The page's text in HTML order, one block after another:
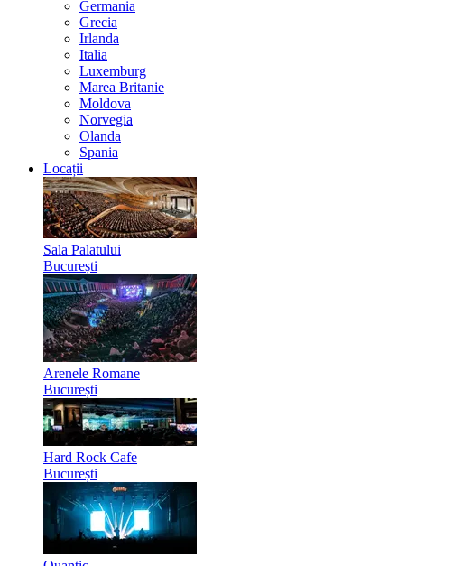
Germania
Grecia
Irlanda
Italia
Luxemburg
Marea Britanie
Moldova
Norvegia
Olanda
Spania
Locații
Sala Palatului
București
Arenele Romane
București
Hard Rock Cafe
București